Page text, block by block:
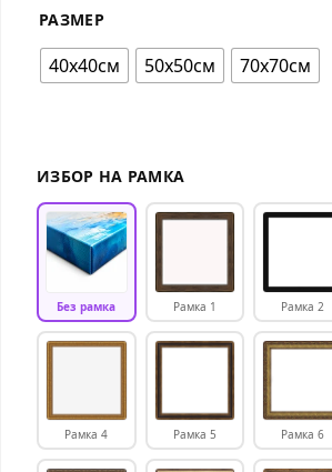
РАЗМЕР
40х40см 50х50см 70х70см
ИЗБОР НА РАМКА
Без рамка Рамка 1 Рамка 2
Рамка 4 Рамка 5 Рамка 6